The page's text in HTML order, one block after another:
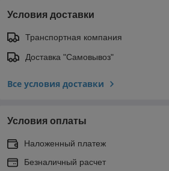
Условия доставки
Транспортная компания
Доставка "Самовывоз"
Все условия доставки
Условия оплаты
Наложенный платеж
Безналичный расчет